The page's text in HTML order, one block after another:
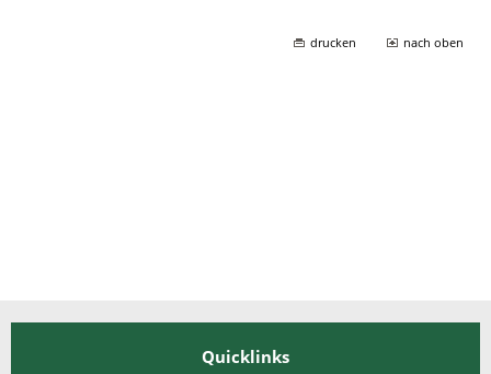
drucken nach oben
Quicklinks